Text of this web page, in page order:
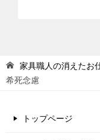
家具職人の消えたお
希死念慮
トップページ